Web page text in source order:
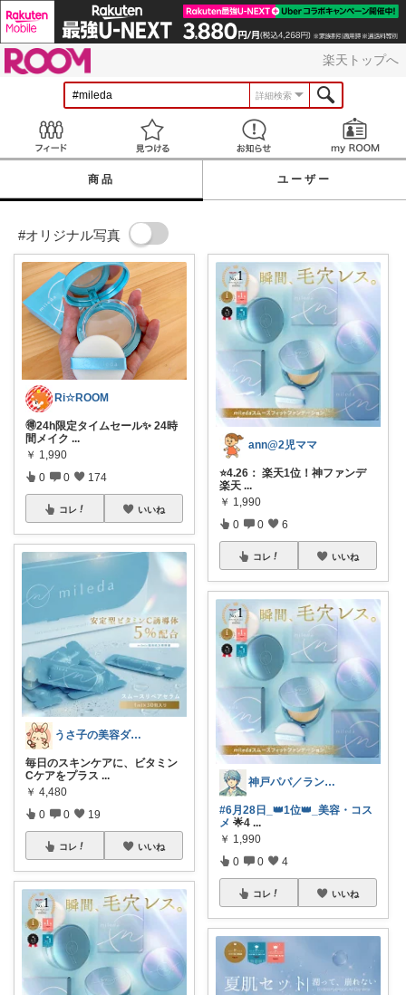
楽天トップへ
詳細検索
見つける お知らせ
商品 ユーザー
#オリジナル写真
Ri☆ROOM
🉐24h限定タイムセール✨ 24時
間メイク ...
￥ 1,990
0 0 174
コレ いいね
うさ子の美容ダイエット
毎日のスキンケアに、ビタミン
Cケアをプラス ...
￥ 4,480
0 0 19
コレ いいね
ann@2児ママ
⭐4.26： 楽天1位！神ファンデ
楽天 ...
￥ 1,990
0 0 6
コレ いいね
神戸パパ／ランキング＆レビュー毎日掲載
#6月28日_👑1位👑_美容・コス
メ 🌟4 ...
￥ 1,990
0 0 4
コレ いいね